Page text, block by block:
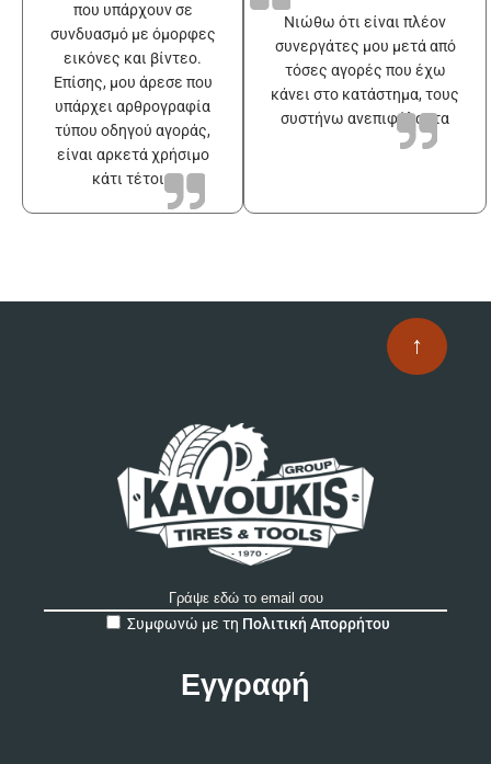
που υπάρχουν σε
συνδυασμό με όμορφες
εικόνες και βίντεο.
Επίσης, μου άρεσε που
υπάρχει αρθρογραφία
τύπου οδηγού αγοράς,
είναι αρκετά χρήσιμο
κάτι τέτοιο
Νιώθω ότι είναι πλέον
συνεργάτες μου μετά από
τόσες αγορές που έχω
κάνει στο κατάστημα, τους
συστήνω ανεπιφύλακτα
↑
Συμφωνώ με τη Πολιτική Απορρήτου